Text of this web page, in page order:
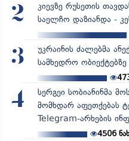
2
კიევზე რუსეთის
საელჩო დაზიანდა -
3
უკრაინის ძალებმა
სამხედრო ობიექტებზე
4
სერგეი სობიანინმა
მომხდარ აფეთქებას
Telegram-არხების
4506